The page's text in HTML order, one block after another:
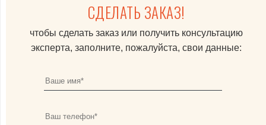
СДЕЛАТЬ ЗАКАЗ!
чтобы сделать заказ или получить консультацию
эксперта, заполните, пожалуйста, свои данные: